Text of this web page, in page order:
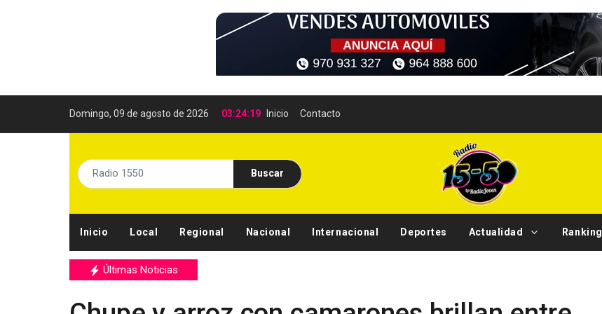
Domingo, 09 de agosto de 2026 03:24:21 Inicio Contacto
Buscar
Inicio Local Regional Nacional Internacional Deportes Actualidad Ranking
Últimas Noticias